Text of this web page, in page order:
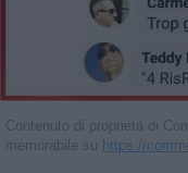
Contenuto di proprietà di
memorabile su https://